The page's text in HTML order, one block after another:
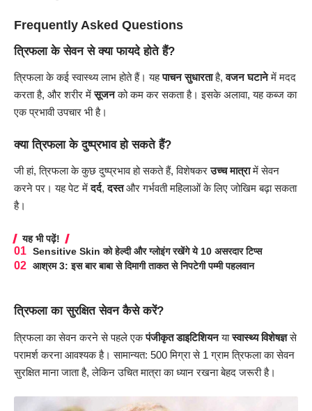
Frequently Asked Questions
त्रिफला के सेवन से क्या फायदे होते हैं?
त्रिफला के कई स्वास्थ्य लाभ होते हैं। यहपाचन सुधारताहै,वजन घटानेमें मदद
करता है, और शरीर मेंसूजनको कम कर सकता है। इसके अलावा, यह कब्ज का
एक प्रभावी उपचार भी है।
क्या त्रिफला के दुष्प्रभाव हो सकते हैं?
जी हां, त्रिफला के कुछ दुष्प्रभाव हो सकते हैं, विशेषकरउच्च मात्रामें सेवन
करने पर। यह पेट मेंदर्द,दस्तऔर गर्भवती महिलाओं के लिए जोखिम बढ़ा सकता
है।
यह भी पढ़ें!
Sensitive Skin को हेल्दी और ग्लोइंग रखेंगे ये 10 असरदार टिप्स
आश्रम 3: इस बार बाबा से दिमागी ताकत से निपटेगी पम्मी पहलवान
त्रिफला का सुरक्षित सेवन कैसे करें?
त्रिफला का सेवन करने से पहले एकपंजीकृत डाइटिशियनयास्वास्थ्य विशेषज्ञसे
परामर्श करना आवश्यक है। सामान्यत: 500 मिग्रा से 1 ग्राम त्रिफला का सेवन
सुरक्षित माना जाता है, लेकिन उचित मात्रा का ध्यान रखना बेहद जरूरी है।